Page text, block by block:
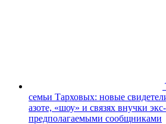
семьи Тарховых: новые
азоте, «шоу» и связях внучки
предполагаемыми сообщниками